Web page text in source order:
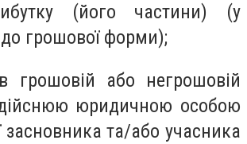
(його частини) (у
грошової форми);
грошовій або негрошовій
юридичною особою
засновника та/або учасника